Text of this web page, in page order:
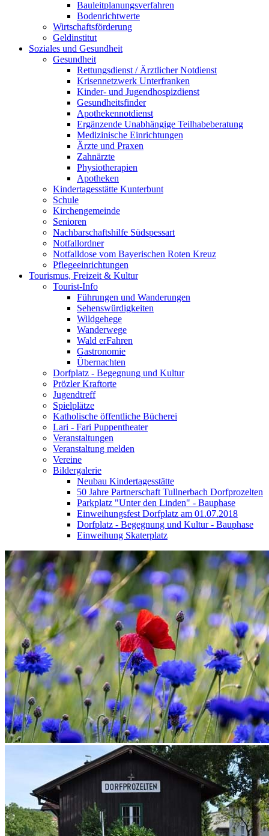
Bauleitplanungsverfahren
Bodenrichtwerte
Wirtschaftsförderung
Geldinstitut
Soziales und Gesundheit
Gesundheit
Rettungsdienst / Ärztlicher Notdienst
Krisennetzwerk Unterfranken
Kinder- und Jugendhospizdienst
Gesundheitsfinder
Apothekennotdienst
Ergänzende Unabhängige Teilhabeberatung
Medizinische Einrichtungen
Ärzte und Praxen
Zahnärzte
Physiotherapien
Apotheken
Kindertagesstätte Kunterbunt
Schule
Kirchengemeinde
Senioren
Nachbarschaftshilfe Südspessart
Notfallordner
Notfalldose vom Bayerischen Roten Kreuz
Pflegeeinrichtungen
Tourismus, Freizeit & Kultur
Tourist-Info
Führungen und Wanderungen
Sehenswürdigkeiten
Wildgehege
Wanderwege
Wald erFahren
Gastronomie
Übernachten
Dorfplatz - Begegnung und Kultur
Prözler Kraftorte
Jugendtreff
Spielplätze
Katholische öffentliche Bücherei
Lari - Fari Puppentheater
Veranstaltungen
Veranstaltung melden
Vereine
Bildergalerie
Neubau Kindertagesstätte
50 Jahre Partnerschaft Tullnerbach Dorfprozelten
Parkplatz "Unter den Linden" - Bauphase
Einweihungsfest Dorfplatz am 01.07.2018
Dorfplatz - Begegnung und Kultur - Bauphase
Einweihung Skaterplatz